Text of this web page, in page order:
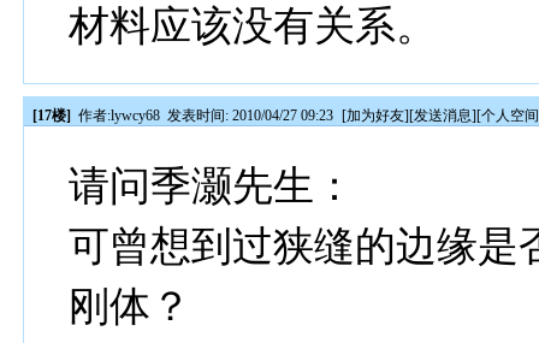
材料应该没有关系。
[17楼] 作者:lywcy68 发表时间: 2010/04/27 09:23 [加为好友][发送消息][个人空间
请问季灏先生：
可曾想到过狭缝的边缘是
刚体？